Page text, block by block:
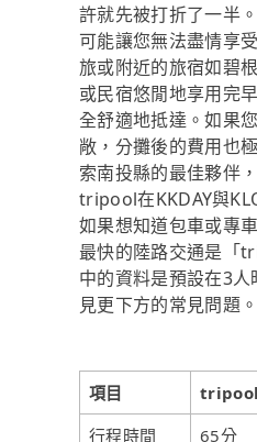
許就先被打折了一半
可能讓您無法盡情享
旅或附近的旅宿如碧
或民宿悠閒地享用完
全舒適地抵達。如果
敞，分攤後的費用也
索南投縣的最佳夥伴
tripool在KKDAY與
如果想知道包車或專
最快的陸路交通是「
中的資料是預設在3
見更下方的常見問題
項目
行程時間
65分